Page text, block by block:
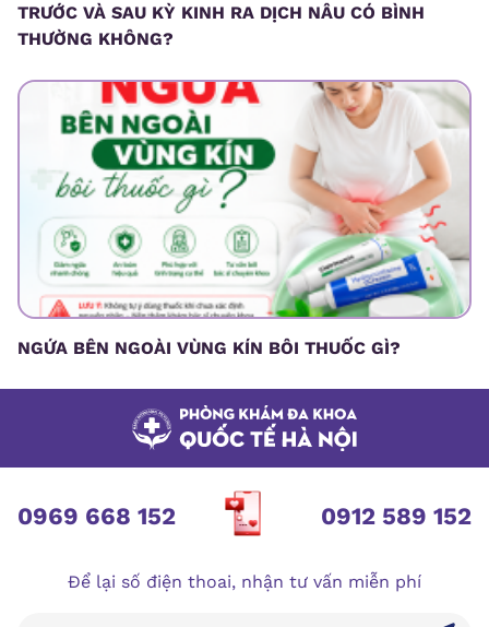
TRƯỚC VÀ SAU KỲ KINH RA DỊCH NÂU CÓ BÌNH
THƯỜNG KHÔNG?
NGỨA BÊN NGOÀI VÙNG KÍN BÔI THUỐC GÌ?
0969 668 152 0912 589 152
Để lại số điện thoai, nhận tư vấn miễn phí